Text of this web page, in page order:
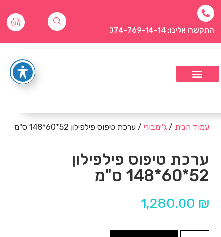
התקשרו אלינו: 074-769-14-14
עמוד הבית /ג'ימבורי / ערכת טיפוס פילפילון 52*60*148 ס"מ
ערכת טיפוס פילפילון
52*60*148 ס"מ
1,280.00 ₪